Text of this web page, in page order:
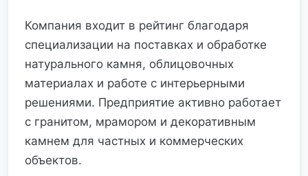
Компания входит в рейтинг благодаря
специализации на поставках и обработке
натурального камня, облицовочных
материалах и работе с интерьерными
решениями. Предприятие активно работает
с гранитом, мрамором и декоративным
камнем для частных и коммерческих
объектов.